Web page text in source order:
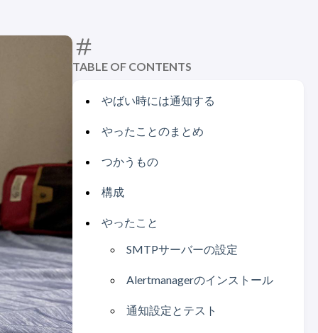
TABLE OF CONTENTS
やばい時には通知する
やったことのまとめ
つかうもの
構成
やったこと
SMTPサーバーの設定
Alertmanagerのインストール
通知設定とテスト